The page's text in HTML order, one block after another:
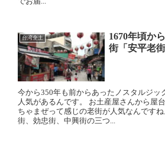
台湾全土
1670年頃か
街「安平老
今から350年も前からあったノスタルジッ
人気があるんです。 お土産屋さんから屋
ちゃまぜって感じの老街が人気なんです
街、効忠街、中興街の三つ...